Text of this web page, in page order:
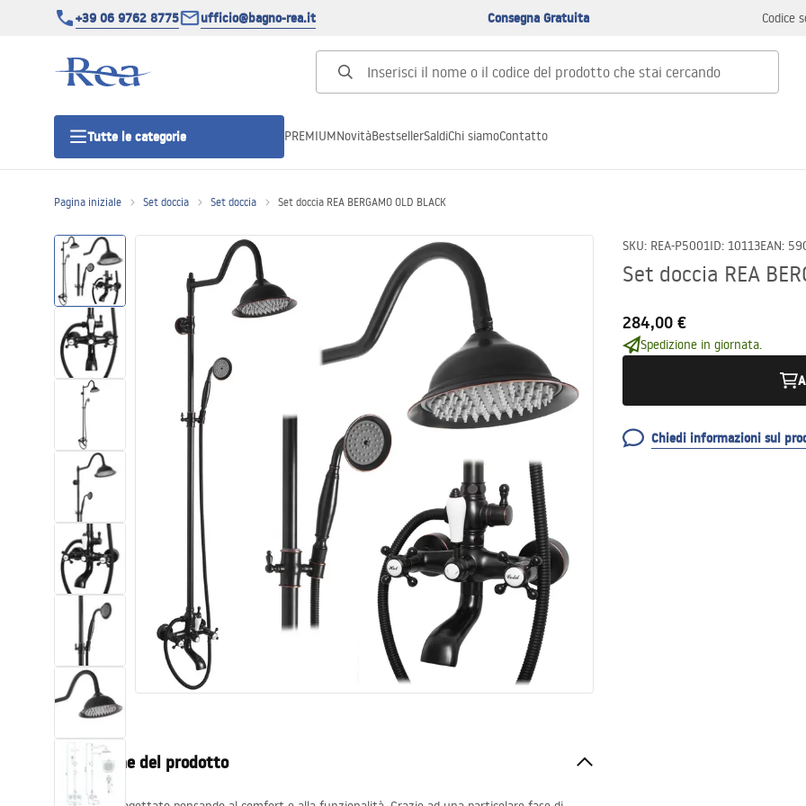
+39 06 9762 8775 ufficio@bagno-rea.it Consegna Gratuita Codice
Tutte le categorie
Porte doccia
Piatti doccia da bagno
Canaline di scarico
Set di vaso WC e bidet
Lavabi
Vasche da bagno e schermi vasca
Rubinetti da bagno
Set doccia
PREMIUMNovitàBestsellerSaldiChi siamoContatto
Pagina iniziale Set doccia Set doccia Set doccia REA BERGAMO OLD BLACK
SKU: REA-P5001ID: 10113EAN:
Set doccia REA
284,00 €
Spedizione in giornata.
Chiedi informazioni sul
Descrizione del prodotto